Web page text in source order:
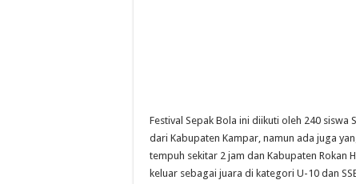
Festival Sepak Bola ini diikuti oleh 240
dari Kabupaten Kampar, namun ada juga
tempuh sekitar 2 jam dan Kabupaten Rokan
keluar sebagai juara di kategori U-10 dan